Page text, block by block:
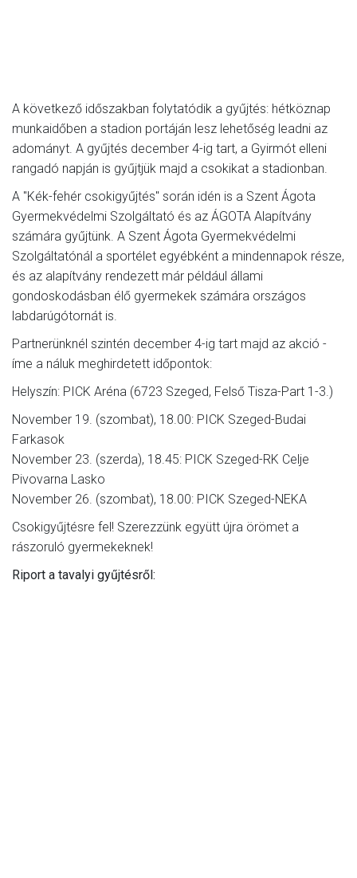
A következő időszakban folytatódik a gyűjtés: hétköznap
munkaidőben a stadion portáján lesz lehetőség leadni az
adományt. A gyűjtés december 4-ig tart, a Gyirmót elleni
rangadó napján is gyűjtjük majd a csokikat a stadionban.
A "Kék-fehér csokigyűjtés" során idén is a Szent Ágota
Gyermekvédelmi Szolgáltató és az ÁGOTA Alapítvány
számára gyűjtünk. A Szent Ágota Gyermekvédelmi
Szolgáltatónál a sportélet egyébként a mindennapok része,
és az alapítvány rendezett már például állami
gondoskodásban élő gyermekek számára országos
labdarúgótornát is.
Partnerünknél szintén december 4-ig tart majd az akció -
íme a náluk meghirdetett időpontok:
Helyszín: PICK Aréna (6723 Szeged, Felső Tisza-Part 1-3.)
November 19. (szombat), 18.00: PICK Szeged-Budai
Farkasok
November 23. (szerda), 18.45: PICK Szeged-RK Celje
Pivovarna Lasko
November 26. (szombat), 18.00: PICK Szeged-NEKA
Csokigyűjtésre fel! Szerezzünk együtt újra örömet a
rászoruló gyermekeknek!
Riport a tavalyi gyűjtésről: